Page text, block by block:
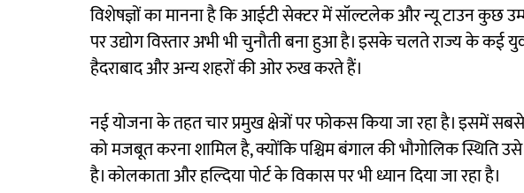
विशेषज्ञों का मानना है कि आईटी सेक्टर में सॉल्टलेक और न्यू टाउन कुछ
पर उद्योग विस्तार अभी भी चुनौती बना हुआ है। इसके चलते राज्य के कई
हैदराबाद और अन्य शहरों की ओर रुख करते हैं।
नई योजना के तहत चार प्रमुख क्षेत्रों पर फोकस किया जा रहा है। इसमें
को मजबूत करना शामिल है, क्योंकि पश्चिम बंगाल की भौगोलिक स्थिति
है। कोलकाता और हल्दिया पोर्ट के विकास पर भी ध्यान दिया जा रहा है।